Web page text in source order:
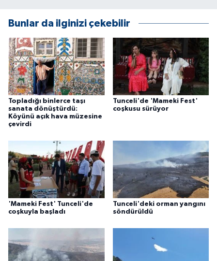
Bunlar da ilginizi çekebilir
Topladığı binlerce taşı
sanata dönüştürdü:
Köyünü açık hava müzesine
çevirdi
Tunceli'de 'Mameki Fest'
coşkusu sürüyor
'Mameki Fest' Tunceli'de
coşkuyla başladı
Tunceli'deki orman yangını
söndürüldü
TEKNOLOJİ
Turizm
ÜLKE GÜNDEMİ
YAŞAM
YEREL
Yerel Haberler